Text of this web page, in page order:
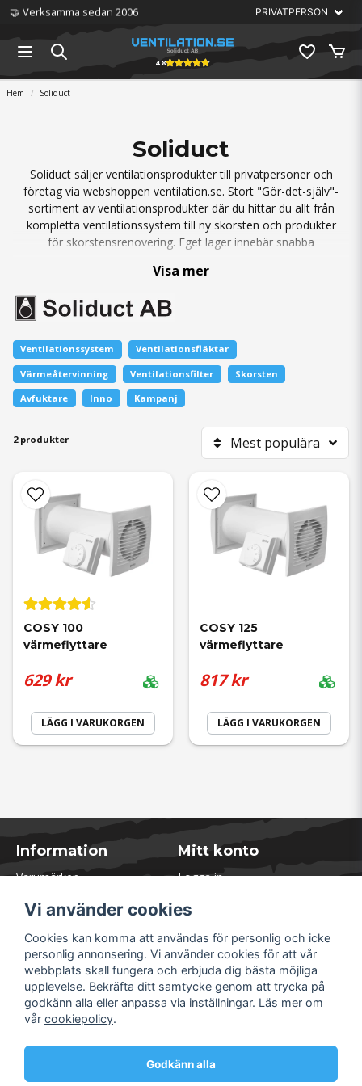
🤝 Verksamma sedan 2006
4.8
Hem Soliduct
Soliduct
Soliduct säljer ventilationsprodukter till privatpersoner och
företag via webshoppen ventilation.se. Stort "Gör-det-själv"-
sortiment av ventilationsprodukter där du hittar du allt från
kompletta ventilationssystem till ny skorsten och produkter
för skorstensrenovering. Eget lager innebär snabba
Visa mer
Ventilationssystem Ventilationsfläktar
Värmeåtervinning Ventilationsfilter Skorsten
Avfuktare Inno Kampanj
2 produkter Mest populära
COSY 100
värmeflyttare
629 kr
LÄGG I VARUKORGEN
COSY 125
värmeflyttare
817 kr
LÄGG I VARUKORGEN
Information
Varumärken
Kontakta oss
Öppettider Lager
Om Soliduct
Soliduct & Ventilation.se
Informationssidor
Returer
Villkor & Policy
Mitt konto
Logga in
Glömt lösenord?
Säkra betalningar
Vi använder cookies
Cookies kan komma att användas för personlig och icke
personlig annonsering. Vi använder cookies för att vår
webbplats skall fungera och erbjuda dig bästa möjliga
upplevelse. Bekräfta ditt samtycke genom att trycka på
godkänn alla eller anpassa via inställningar. Läs mer om
vår cookiepolicy.
Godkänn alla